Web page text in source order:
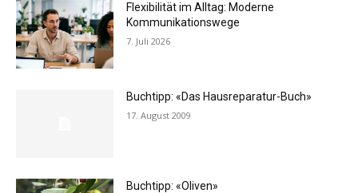
Flexibilität im Alltag: Moderne
Kommunikationswege
7. Juli 2026
Buchtipp: «Das Hausreparatur-Buch»
17. August 2009
Buchtipp: «Oliven»